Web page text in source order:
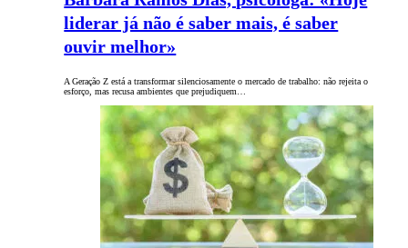
liderar já não é saber mais, é saber
ouvir melhor»
A Geração Z está a transformar silenciosamente o mercado de trabalho: não rejeita o
esforço, mas recusa ambientes que prejudiquem…